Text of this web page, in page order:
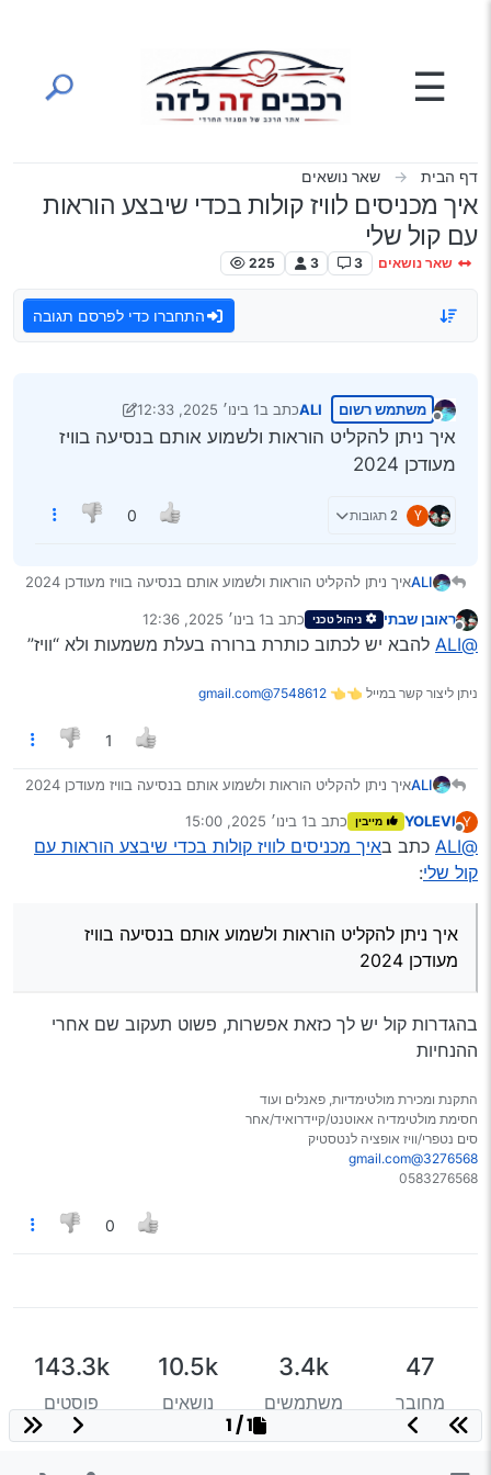
☰
דף הבית שאר נושאים
איך מכניסים לוויז קולות בכדי שיבצע הוראות
עם קול שלי
שאר נושאים 3
3
225
התחברו כדי לפרסם תגובה
מנותק
משתמש רשום ALIכתב ב1 בינו׳ 2025, 12:33
נערך לאחרונה על ידי ראובן שבתי
איך ניתן להקליט הוראות ולשמוע אותם בנסיעה בוויז
מעודכן 2024
Y 2 תגובות 0
ALIאיך ניתן להקליט הוראות ולשמוע אותם בנסיעה בוויז מעודכן 2024
מנותק
ראובן שבתי ניהול טכני כתב ב1 בינו׳ 2025, 12:36
נערך לאחרונה על ידי
@ALI להבא יש לכתוב כותרת ברורה בעלת משמעות ולא “וויז”
ניתן ליצור קשר במייל 👈👈 7548612@gmail.com
1
ALIאיך ניתן להקליט הוראות ולשמוע אותם בנסיעה בוויז מעודכן 2024
Y
מנותק
YOLEVI מייבין כתב ב1 בינו׳ 2025, 15:00
נערך לאחרונה על ידי
@ALI כתב באיך מכניסים לוויז קולות בכדי שיבצע הוראות עם
קול שלי:
איך ניתן להקליט הוראות ולשמוע אותם בנסיעה בוויז
מעודכן 2024
בהגדרות קול יש לך כזאת אפשרות, פשוט תעקוב שם אחרי
ההנחיות
התקנת ומכירת מולטימדיות, פאנלים ועוד
חסימת מולטימדיה אאוטנט/קיידרואיד/אחר
סים נטפרי/וויז אופציה לנטסטיק
3276568@gmail.com
0583276568
0
47
מחובר
3.4k
משתמשים
10.5k
נושאים
143.3k
פוסטים
1 / 1